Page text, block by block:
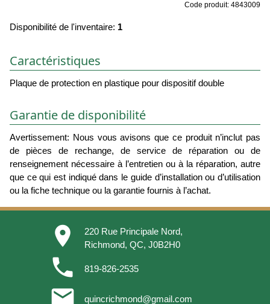
Code produit: 4843009
Disponibilité de l'inventaire: 1
Caractéristiques
Plaque de protection en plastique pour dispositif double
Garantie de disponibilité
Avertissement: Nous vous avisons que ce produit n’inclut pas
de pièces de rechange, de service de réparation ou de
renseignement nécessaire à l’entretien ou à la réparation, autre
que ce qui est indiqué dans le guide d’installation ou d’utilisation
ou la fiche technique ou la garantie fournis à l’achat.
place
220 Rue Principale Nord,
Richmond, QC, J0B2H0
phone 819-826-2535
email quincrichmond@gmail.com